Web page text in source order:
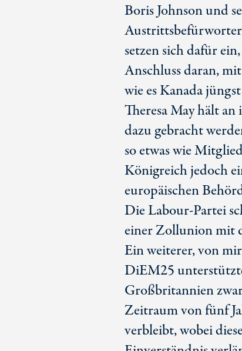
Boris Johnson und
setzen sich dafür
Anschluss daran,
wie es Kanada
Theresa May hält
dazu gebracht
so etwas wie
Königreich jedoch
europäischen
Die Labour-Partei
einer Zollunion mit
Ein weiterer, von
DiEM25
Großbritannien
Zeitraum von fünf
verbleibt, wobei